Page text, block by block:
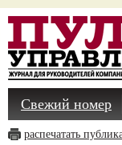
Свежий номер
распечатать